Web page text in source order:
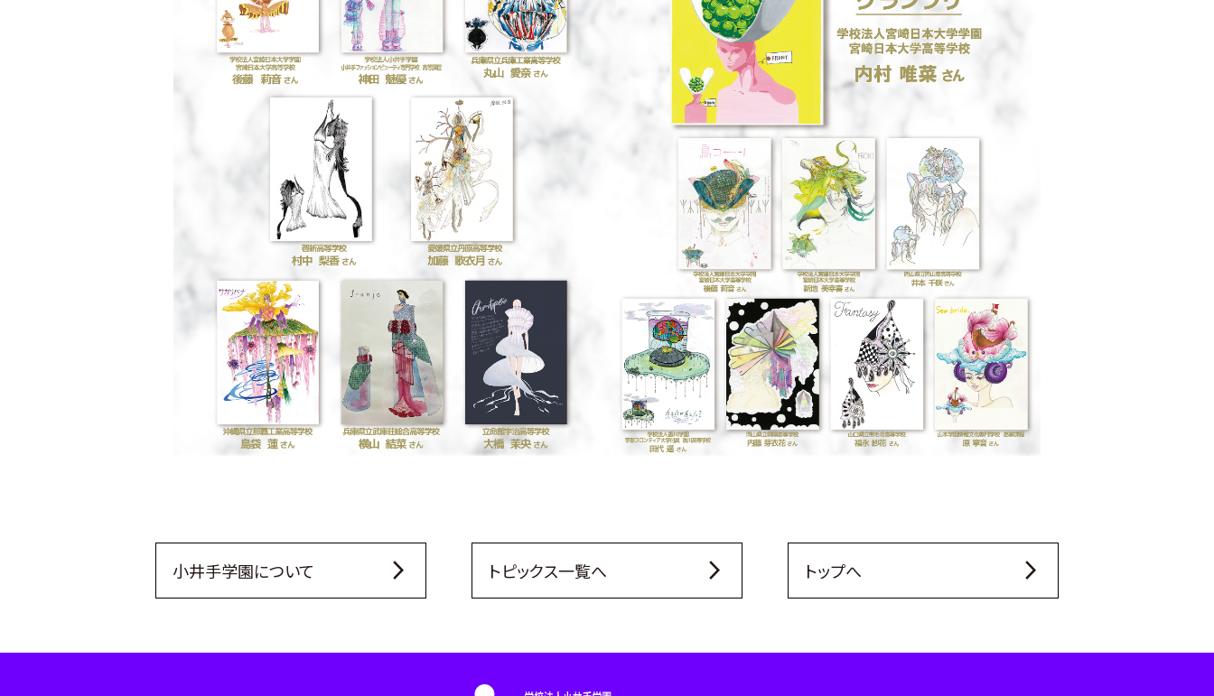
小井手学園について arrow_forward_ios トピックス一覧へ arrow_forward_ios トップへ arrow_forward_ios